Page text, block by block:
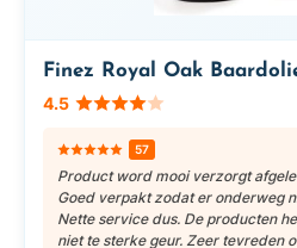
Finez Royal Oak
4.5
57
Product word mooi verzorgt
Goed verpakt zodat er onderweg
Nette service dus. De producten
niet te sterke geur. Zeer tevreden